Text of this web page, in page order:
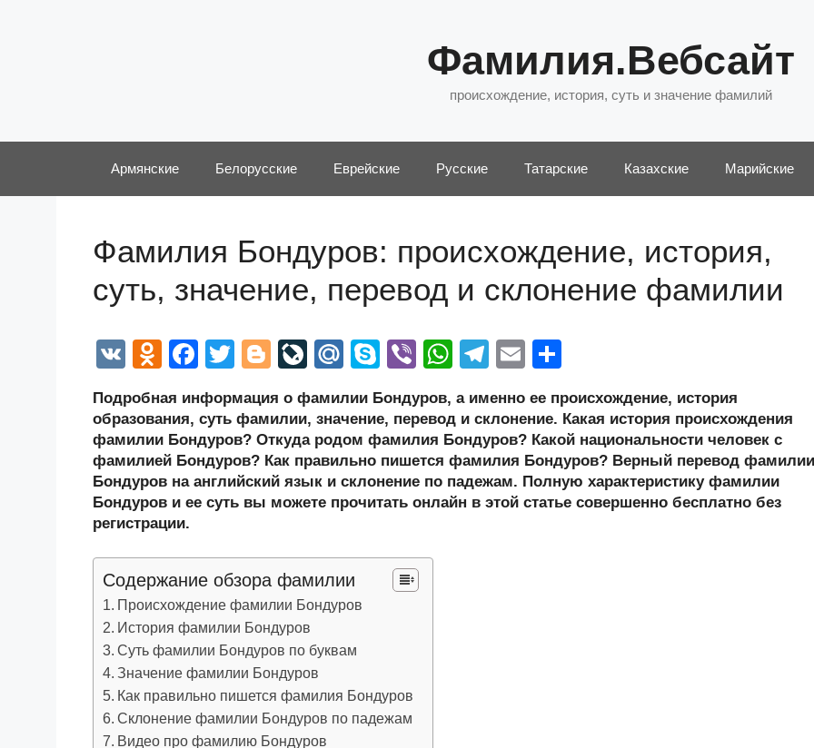
Фамилия.Вебсайт
происхождение, история, суть и значение фамилий
Армянские Белорусские Еврейские Русские Татарские Казахские Марийские
Фамилия Бондуров: происхождение, история,
суть, значение, перевод и склонение фамилии
V
O
n
o
kl
a
ss
ni
ki
F
c
e
b
o
k
T
tt
er
Bl
g
g
er
Li
e
J
o
ur
al
M
.R
u
S
p
e
Vi
er
W
at
s
A
p
T
e
gr
a
m
E
ail р
а
в
и
Подробная информация о фамилии Бондуров, а именно ее происхождение, история
образования, суть фамилии, значение, перевод и склонение. Какая история происхождения
фамилии Бондуров? Откуда родом фамилия Бондуров? Какой национальности человек с
фамилией Бондуров? Как правильно пишется фамилия Бондуров? Верный перевод фамилии
Бондуров на английский язык и склонение по падежам. Полную характеристику фамилии
Бондуров и ее суть вы можете прочитать онлайн в этой статье совершенно бесплатно без
регистрации.
Содержание обзора фамилии
Происхождение фамилии Бондуров
История фамилии Бондуров
Суть фамилии Бондуров по буквам
Значение фамилии Бондуров
Как правильно пишется фамилия Бондуров
Склонение фамилии Бондуров по падежам
Видео про фамилию Бондуров